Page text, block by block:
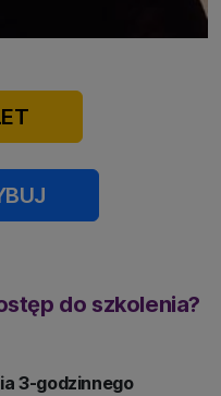
do szkolenia?
3-godzinnego